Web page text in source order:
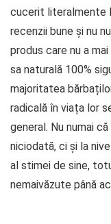
cucerit literalmente
recenzii bune și nu
produs care nu a
sa naturală 100%
majoritatea
radicală în viața lor
general. Nu numai
niciodată, ci și la
al stimei de sine,
nemaivăzute până